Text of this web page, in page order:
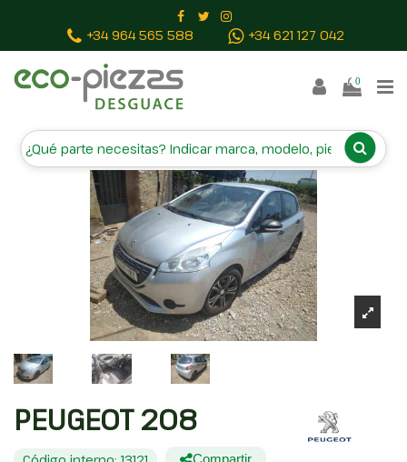
+34 964 565 588 +34 621 127 042
0
PEUGEOT 208
PEUGEOT 208